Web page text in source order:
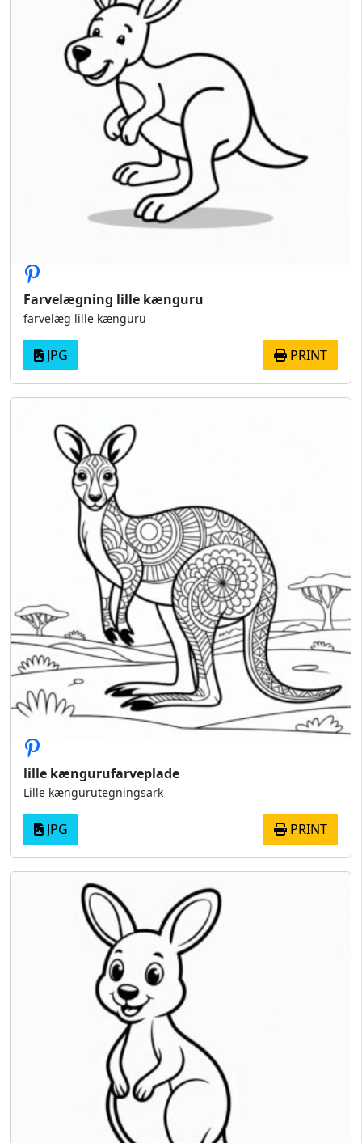
Farvelægning lille kænguru
farvelæg lille kænguru
JPG PRINT
lille kængurufarveplade
Lille kængurutegningsark
JPG PRINT